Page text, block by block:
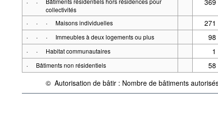
collectivités
· · · Maisons individuelles
271
· · · Immeubles à deux logements ou plus
98
· · Habitat communautaires
1
·
Bâtiments non résidentiels
58
©
{link} Conditions d'utilisation
Autorisation de bâtir : Nombre de bâtiments